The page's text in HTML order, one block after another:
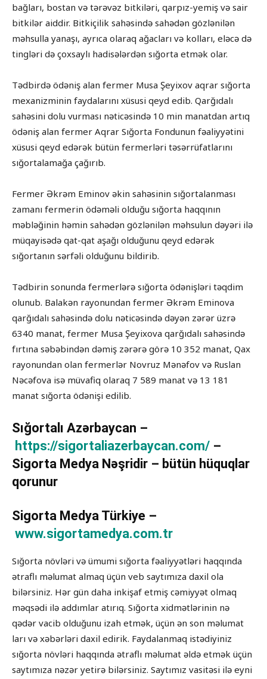
bağları, bostan və tərəvəz bitkiləri, qarpız-yemiş və sair
bitkilər aiddir. Bitkiçilik sahəsində sahədən gözlənilən
məhsulla yanaşı, ayrıca olaraq ağacları və kolları, eləcə də
tingləri də çoxsaylı hadisələrdən sığorta etmək olar.
Tədbirdə ödəniş alan fermer Musa Şeyixov aqrar sığorta
mexanizminin faydalarını xüsusi qeyd edib. Qarğıdalı
sahəsini dolu vurması nəticəsində 10 min manatdan artıq
ödəniş alan fermer Aqrar Sığorta Fondunun fəaliyyətini
xüsusi qeyd edərək bütün fermerləri təsərrüfatlarını
sığortalamağa çağırıb.
Fermer Əkrəm Eminov əkin sahəsinin sığortalanması
zamanı fermerin ödəməli olduğu sığorta haqqının
məbləğinin həmin sahədən gözlənilən məhsulun dəyəri ilə
müqayisədə qat-qat aşağı olduğunu qeyd edərək
sığortanın sərfəli olduğunu bildirib.
Tədbirin sonunda fermerlərə sığorta ödənişləri təqdim
olunub. Balakən rayonundan fermer Əkrəm Eminova
qarğıdalı sahəsində dolu nəticəsində dəyən zərər üzrə
6340 manat, fermer Musa Şeyixova qarğıdalı sahəsində
fırtına səbəbindən dəmiş zərərə görə 10 352 manat, Qax
rayonundan olan fermerlər Novruz Mənəfov və Ruslan
Nəcəfova isə müvafiq olaraq 7 589 manat və 13 181
manat sığorta ödənişi edilib.
Sığortalı Azərbaycan –
https://sigortaliazerbaycan.com/ –
Sigorta Medya Nəşridir – bütün hüquqlar
qorunur
Sigorta Medya Türkiye –
www.sigortamedya.com.tr
Sığorta növləri və ümumi sığorta fəaliyyətləri haqqında
ətraflı məlumat almaq üçün veb saytımıza daxil ola
bilərsiniz. Hər gün daha inkişaf etmiş cəmiyyət olmaq
məqsədi ilə addımlar atırıq. Sığorta xidmətlərinin nə
qədər vacib olduğunu izah etmək, üçün ən son məlumat
ları və xəbərləri daxil edirik. Faydalanmaq istədiyiniz
sığorta növləri haqqında ətraflı məlumat əldə etmək üçün
saytımıza nəzər yetirə bilərsiniz. Saytımız vasitəsi ilə eyni